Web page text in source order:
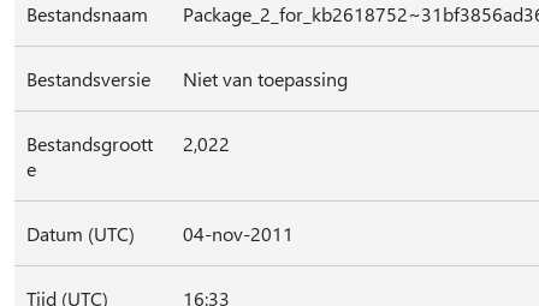
Bestandsnaam
Bestandsversie Niet van toepassing
Bestandsgroott
e
2,022
Datum (UTC) 04-nov-2011
Tijd (UTC) 16:33